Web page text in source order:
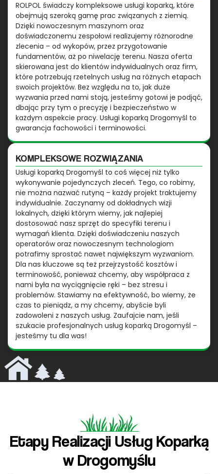
ROLPOL świadczy kompleksowe usługi koparką, które
obejmują szeroką gamę prac związanych z ziemią.
Dzięki nowoczesnym maszynom oraz
doświadczonemu zespołowi realizujemy różnorodne
zlecenia – od wykopów, przez przygotowanie
fundamentów, aż po niwelację terenu. Nasza oferta
skierowana jest do klientów indywidualnych oraz firm,
które potrzebują rzetelnych usług na różnych etapach
swoich projektów. Bez względu na to, jak duże
wyzwania przed nami stoją, jesteśmy gotowi je podjąć,
dbając przy tym o precyzję i bezpieczeństwo w
każdym aspekcie pracy. Usługi koparką Drogomyśl to
gwarancja fachowości i terminowości.
KOMPLEKSOWE ROZWIĄZANIA
Usługi koparką Drogomyśl to coś więcej niż tylko
wykonywanie pojedynczych zleceń. Tego, co robimy,
nie można nazwać rutyną – każdy projekt traktujemy
indywidualnie. Zaczynamy od dokładnych wizji
lokalnych, dzięki którym wiemy, jak najlepiej
dostosować nasz sprzęt do specyfiki terenu i
wymagań klienta. Dzięki doświadczeniu naszych
operatorów oraz nowoczesnym technologiom
potrafimy sprostać nawet największym wyzwaniom.
Dla nas kluczowe są też przejrzystość kosztów i
terminowość, ponieważ chcemy, aby współpraca z
nami była na wyciągnięcie ręki – bez stresu i
problemów. Stawiamy na efektywność, bo wiemy, że
czas to pieniądz, a my chcemy, abyście byli
zadowoleni z naszych usług. Zaufajcie nam, jeśli
szukacie profesjonalnych usług koparką Drogomyśl –
jesteśmy tu dla was!
Etapy Realizacji Usług Koparką
w Drogomyślu